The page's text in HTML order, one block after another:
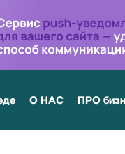
О НАС ПРО